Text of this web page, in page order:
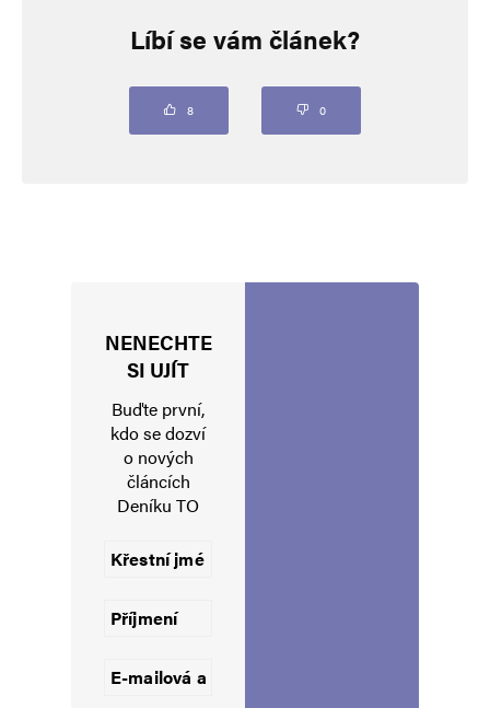
Vaše e-mailová adresa nebude zveřejněna. Vyžadované informace jsou
Uložit do prohlížeče jméno, e-mail a webovou stránku pro budoucí
Informujte mě o nových komentářích e-mailem.
Líbí se vám článek?
8 0
NENECHTE
SI UJÍT
Buďte první,
kdo se dozví
o nových
článcích
Deníku TO